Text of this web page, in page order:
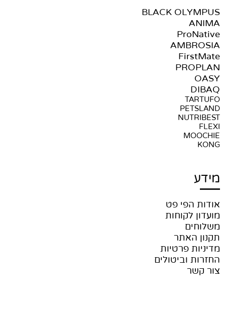
BLACK OLYMPUS
ANIMA
ProNative
AMBROSIA
FirstMate
PROPLAN
OASY
DIBAQ
TARTUFO
PETSLAND
NUTRIBEST
FLEXI
MOOCHIE
KONG
מידע
אודות הפי פט
מועדון לקוחות
משלוחים
תקנון האתר
מדיניות פרטיות
החזרות וביטולים
צור קשר